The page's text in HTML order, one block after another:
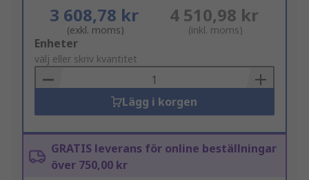
3 608,78 kr
(exkl. moms)
4 510,98 kr
(inkl. moms)
Add
to
Basket
Enheter
välj eller skriv kvantitet
Lägg i korgen
GRATIS leverans för online beställningar
över 750,00 kr